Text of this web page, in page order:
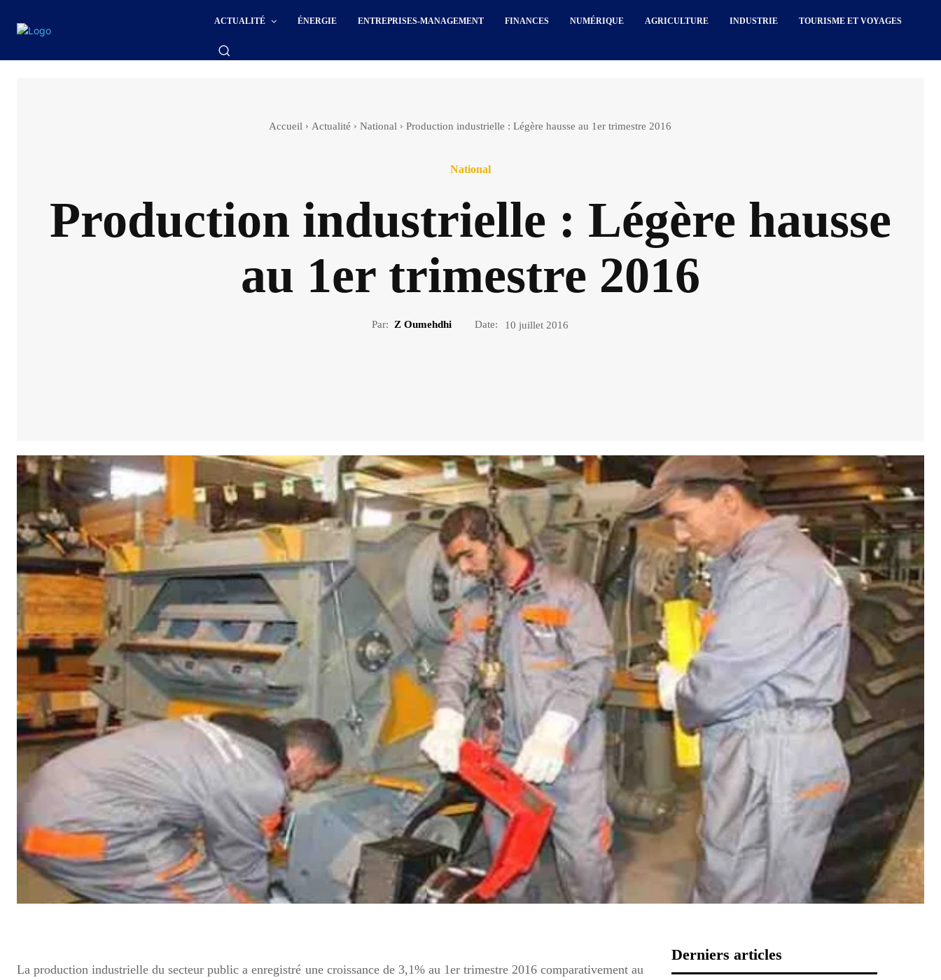
ACTUALITÉ ÉNERGIE ENTREPRISES-MANAGEMENT FINANCES NUMÉRIQUE AGRICULTURE INDUSTRIE TOURISME ET VOYAGES
Accueil Actualité National Production industrielle : Légère hausse au 1er trimestre 2016
National
Production industrielle : Légère hausse
au 1er trimestre 2016
Par: Z Oumehdhi Date: 10 juillet 2016
La production industrielle du secteur public a enregistré une croissance de 3,1% au 1er trimestre 2016 comparativement au
Derniers articles